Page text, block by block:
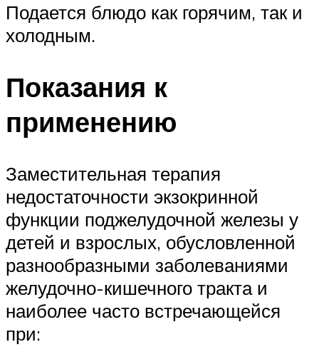
Подается блюдо как горячим, так и
холодным.
Показания к
применению
Заместительная терапия
недостаточности экзокринной
функции поджелудочной железы у
детей и взрослых, обусловленной
разнообразными заболеваниями
желудочно-кишечного тракта и
наиболее часто встречающейся
при: